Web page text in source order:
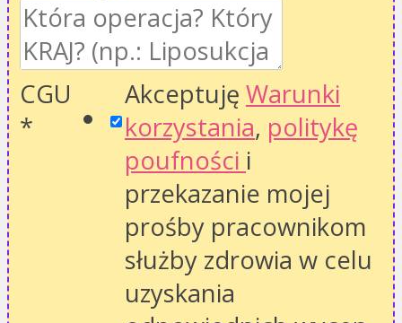
CGU
*
Akceptuję Warunki
korzystania, politykę
poufności i
przekazanie mojej
prośby pracownikom
służby zdrowia w celu
uzyskania